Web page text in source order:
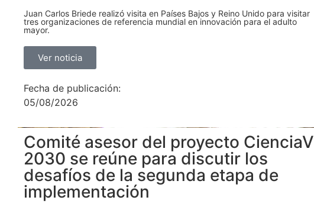
Juan Carlos Briede realizó visita en Países Bajos y Reino Unido para visitar
tres organizaciones de referencia mundial en innovación para el adulto
mayor.
Ver noticia
Fecha de publicación:
05/08/2026
Comité asesor del proyecto CienciaV
2030 se reúne para discutir los
desafíos de la segunda etapa de
implementación